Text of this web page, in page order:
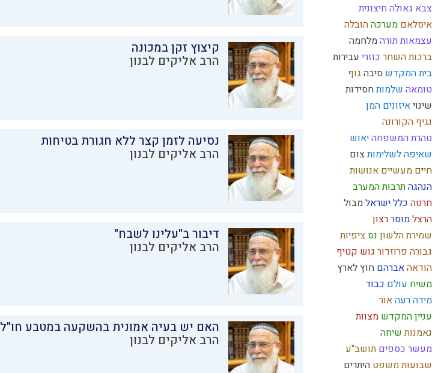
צבא גאולה חיצונית
איסלאם מערכההובלה
עצמאות תורהמלחמה
ברכות השחר כוזרי עבירות
בית המקדש סיבה גוף
טומאה שלמותחסידות
שינויאיזונים המן
נגיף הקורונה
טהרת המשפחהיאוש
שאיפה לשלימותצום
חיים מעשיים אנושות
הנהגהתרבות המערב
חרטה כלל ישראלמבול
הרצלמוסררצון
שמירת הלשון נס ציפיות
גבורה פרוזדור גוש קטיף
הודאהאברהם חוץ לארץ
משיח עולם כבוד
מידה רעהאור
עניין המקדש מצוות
נאמנותשיחה
מעשר כספים תושב"ע
שבועותמשפט היתרים
קיצוץ זקן במכונה
הרב אליקים לבנון
נסיעה לזמן קצר ללא חגורת בטיחות
הרב אליקים לבנון
דיבור ב"עלינו לשבח"
הרב אליקים לבנון
האם יש בעיה אמונית בהשקעה במטבע חו"ל
הרב אליקים לבנון